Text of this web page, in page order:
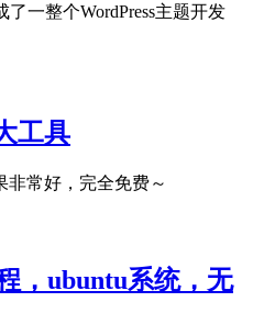
一整个WordPress主题开发
工具
非常好，完全免费～
，ubuntu系统，无